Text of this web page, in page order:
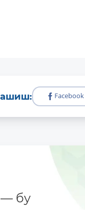
Facebook
бу